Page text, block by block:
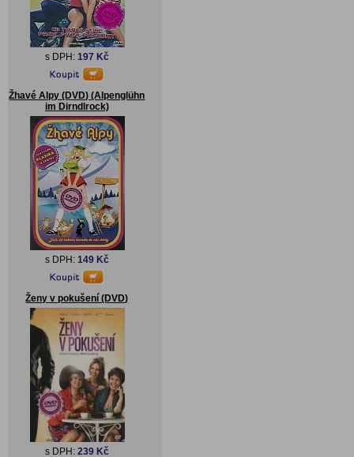
s DPH: 197 Kč
Žhavé Alpy (DVD) (Alpenglühn
im Dirndlrock)
s DPH: 149 Kč
Ženy v pokušení (DVD)
s DPH: 239 Kč